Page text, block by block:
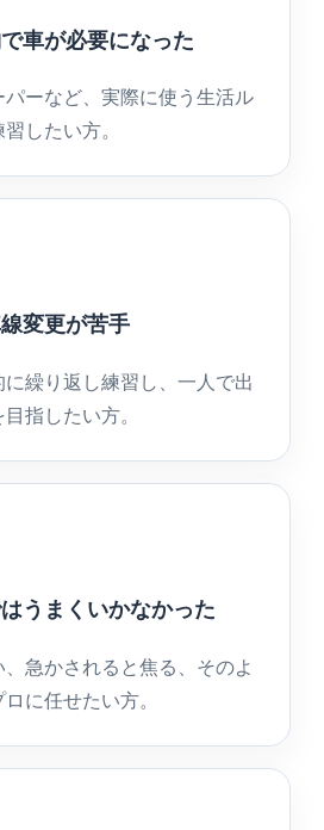
車が必要になった
ーなど、実際に使う生活ル
したい方。
変更が苦手
繰り返し練習し、一人で出
指したい方。
うまくいかなかった
急かされると焦る、そのよ
に任せたい方。